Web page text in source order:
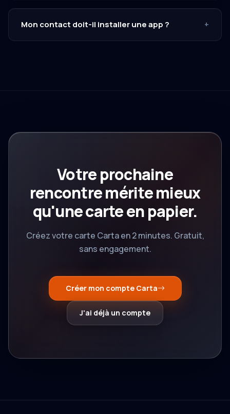
Mon contact doit-il installer une app ? +
Votre prochaine
rencontre mérite mieux
qu'une carte en papier.
Créez votre carte Carta en 2 minutes. Gratuit,
sans engagement.
Créer mon compte Carta
J'ai déjà un compte